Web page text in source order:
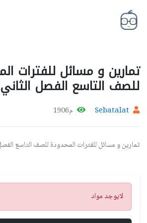
تمارين و مسائل للفترات
للصف التاسع الفصل الثاني
Sebatalat م1906
تمارين و مسائل للفترات المحدودة للصف التاسع
تنبيه
لايوجد مواد